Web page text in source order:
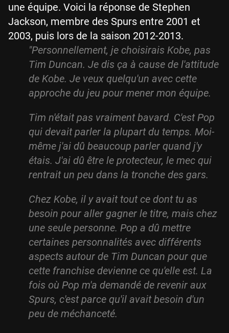
une équipe. Voici la réponse de Stephen
Jackson, membre des Spurs entre 2001 et
2003, puis lors de la saison 2012-2013.
"Personnellement, je choisirais Kobe, pas
Tim Duncan. Je dis ça à cause de l'attitude
de Kobe. Je veux quelqu'un avec cette
approche du jeu pour mener mon équipe.
Tim n'était pas vraiment bavard. C'est Pop
qui devait parler la plupart du temps. Moi-
même j'ai dû beaucoup parler quand j'y
étais. J'ai dû être le protecteur, le mec qui
rentrait un peu dans la tronche des gars.
Chez Kobe, il y avait tout ce dont tu as
besoin pour aller gagner le titre, mais chez
une seule personne. Pop a dû mettre
certaines personnalités avec différents
aspects autour de Tim Duncan pour que
cette franchise devienne ce qu'elle est. La
fois où Pop m'a demandé de revenir aux
Spurs, c'est parce qu'il avait besoin d'un
peu de méchanceté.